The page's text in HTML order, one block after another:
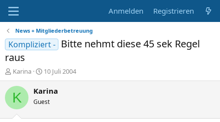
Anmelden Registrieren
News + Mitgliederbetreuung
Kompliziert -
Bitte nehmt diese 45 sek Regel
raus
E
r
s
Karina
E
r
s
e
10 Juli 2004
K Karina
Guest